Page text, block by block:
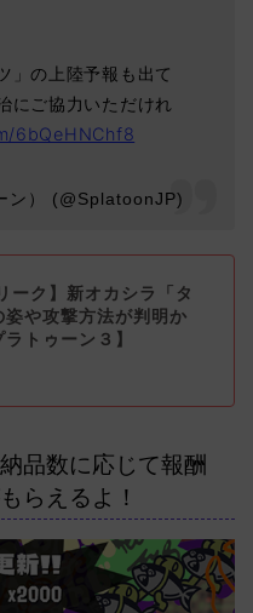
」の上陸予報も出て
にご協力いただけれ
6bQeHNChf8
ン） (@SplatoonJP)
ーク】新オカシラ「タ
姿や攻撃方法が判明か
ラトゥーン３】
品数に応じて報酬
らえるよ！